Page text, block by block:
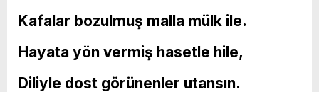
Kafalar bozulmuş malla mülk ile.
Hayata yön vermiş hasetle hile,
Diliyle dost görünenler utansın.